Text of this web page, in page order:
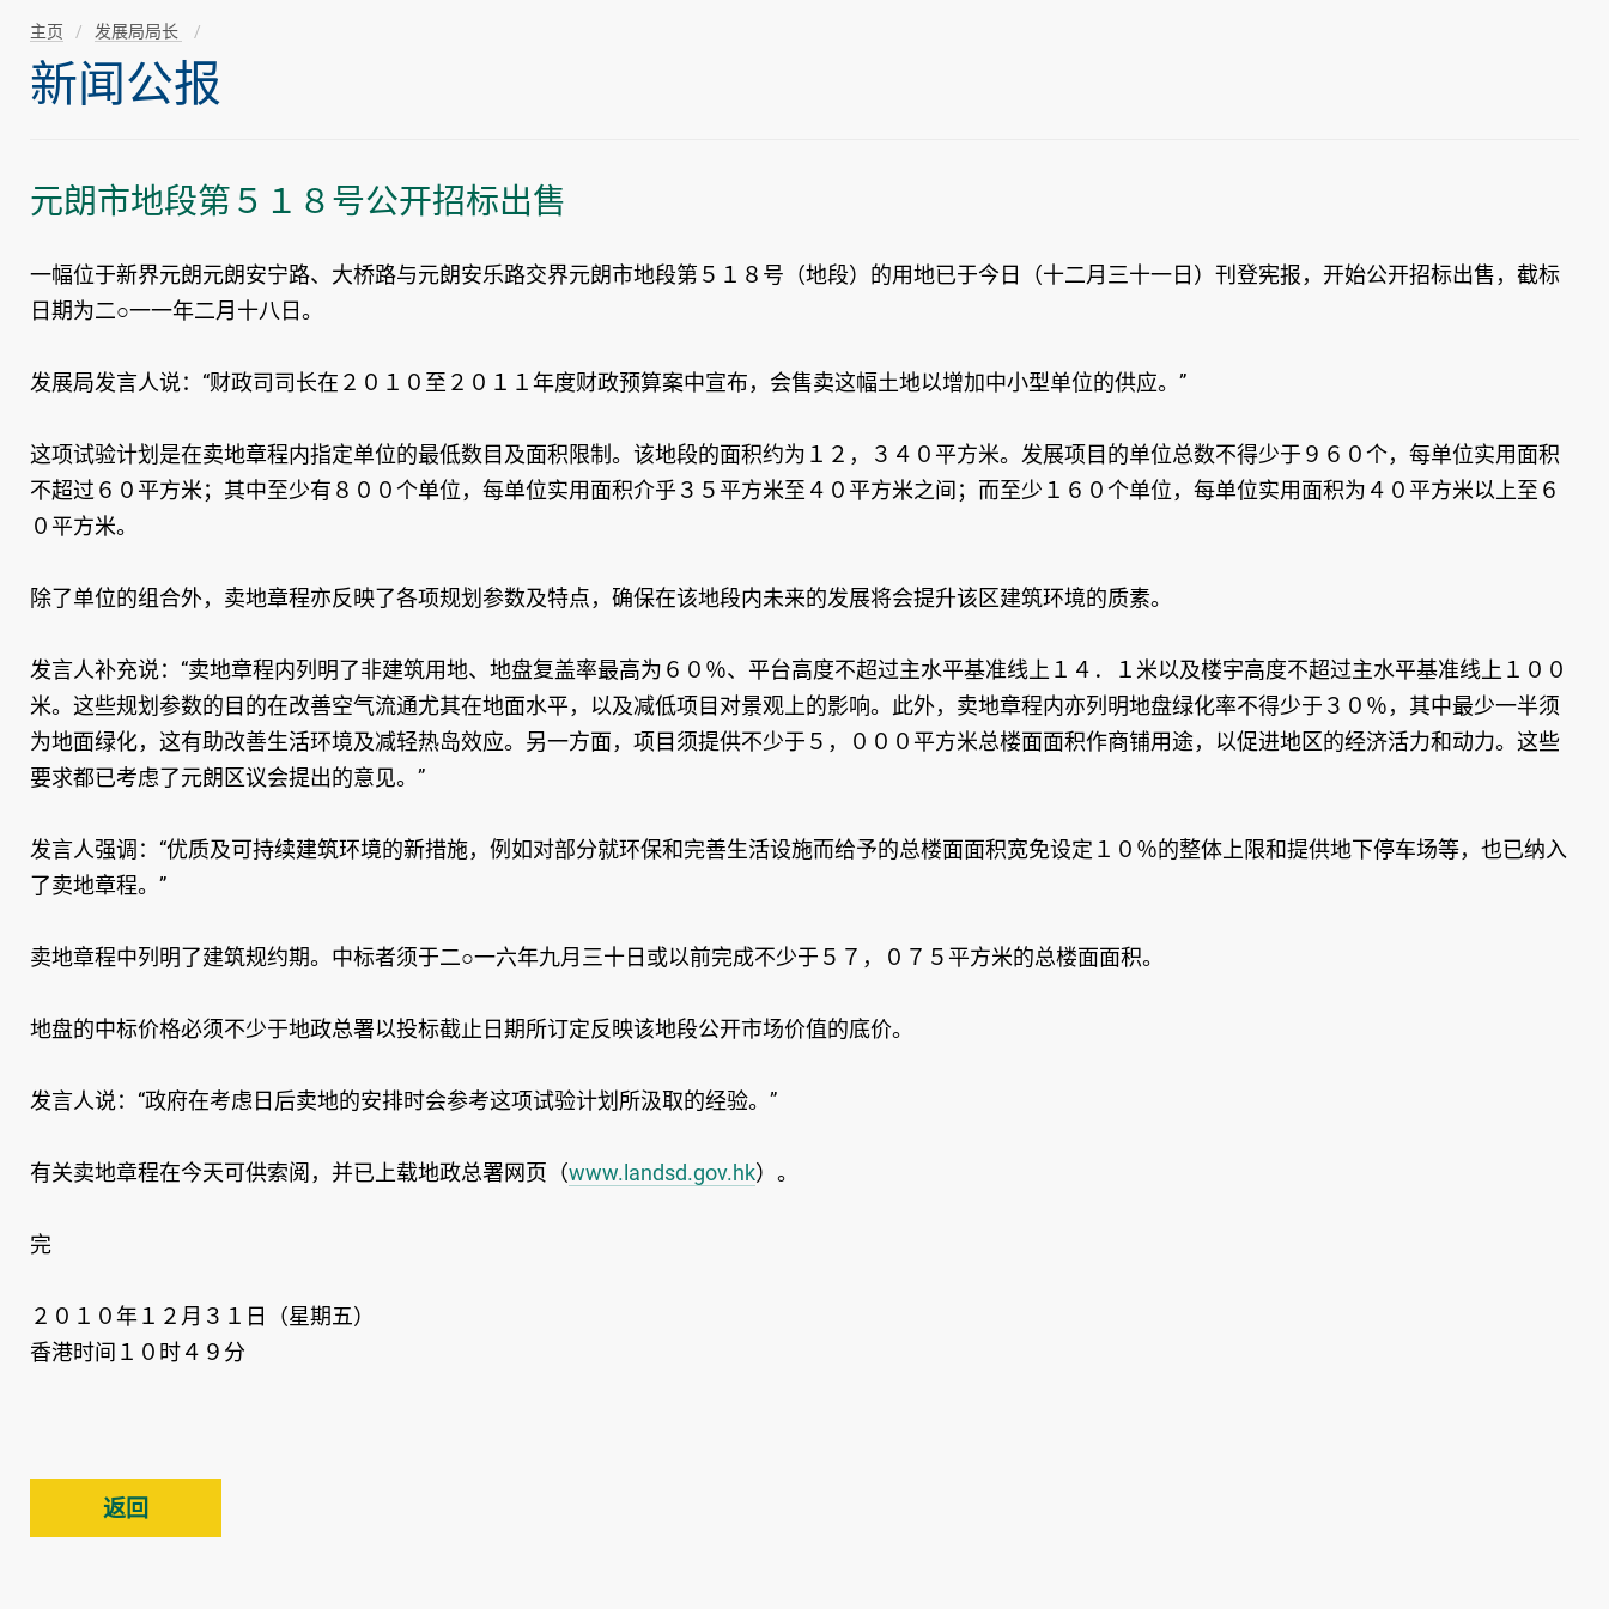
主页 发展局局长
新闻公报
元朗市地段第５１８号公开招标出售
一幅位于新界元朗元朗安宁路、大桥路与元朗安乐路交界元朗市地段第５１８号（地段）的用地已于今日（十二月三十一日）刊登宪报，开始公开招标出售，截标
日期为二○一一年二月十八日。
发展局发言人说：“财政司司长在２０１０至２０１１年度财政预算案中宣布，会售卖这幅土地以增加中小型单位的供应。”
这项试验计划是在卖地章程内指定单位的最低数目及面积限制。该地段的面积约为１２，３４０平方米。发展项目的单位总数不得少于９６０个，每单位实用面积
不超过６０平方米；其中至少有８００个单位，每单位实用面积介乎３５平方米至４０平方米之间；而至少１６０个单位，每单位实用面积为４０平方米以上至６
０平方米。
除了单位的组合外，卖地章程亦反映了各项规划参数及特点，确保在该地段内未来的发展将会提升该区建筑环境的质素。
发言人补充说：“卖地章程内列明了非建筑用地、地盘复盖率最高为６０％、平台高度不超过主水平基准线上１４．１米以及楼宇高度不超过主水平基准线上１００
米。这些规划参数的目的在改善空气流通尤其在地面水平，以及减低项目对景观上的影响。此外，卖地章程内亦列明地盘绿化率不得少于３０％，其中最少一半须
为地面绿化，这有助改善生活环境及减轻热岛效应。另一方面，项目须提供不少于５，０００平方米总楼面面积作商铺用途，以促进地区的经济活力和动力。这些
要求都已考虑了元朗区议会提出的意见。”
发言人强调：“优质及可持续建筑环境的新措施，例如对部分就环保和完善生活设施而给予的总楼面面积宽免设定１０％的整体上限和提供地下停车场等，也已纳入
了卖地章程。”
卖地章程中列明了建筑规约期。中标者须于二○一六年九月三十日或以前完成不少于５７，０７５平方米的总楼面面积。
地盘的中标价格必须不少于地政总署以投标截止日期所订定反映该地段公开市场价值的底价。
发言人说：“政府在考虑日后卖地的安排时会参考这项试验计划所汲取的经验。”
有关卖地章程在今天可供索阅，并已上载地政总署网页（www.landsd.gov.hk）。
完
２０１０年１２月３１日（星期五）
香港时间１０时４９分
返回